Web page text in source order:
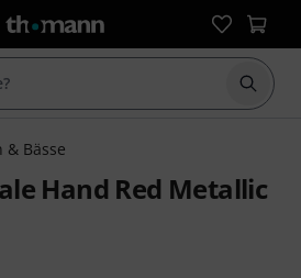
Suche
Bässe
Hand Red Metallic
Sternen aus 21 Kundenbewertungen